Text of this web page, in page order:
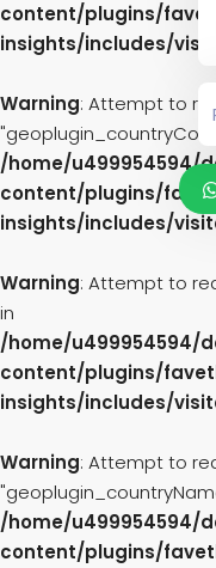
content/plugins/
insights/includes/
Warning: Attempt to
/home/u499954594/
content/plugins/
insights/includes/
Warning: Attempt to
in
/home/u499954594/
content/plugins/
insights/includes/
Warning: Attempt to
/home/u499954594/
content/plugins/